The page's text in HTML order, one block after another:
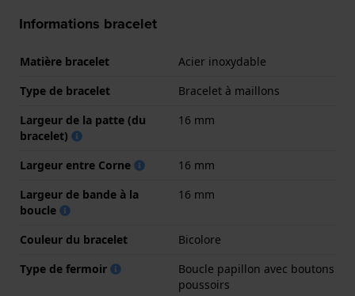
Informations bracelet
Matière bracelet
Acier inoxydable
Type de bracelet
Bracelet à maillons
Largeur de la patte (du
bracelet)
16 mm
Largeur entre Corne
16 mm
Largeur de bande à la
boucle
16 mm
Couleur du bracelet
Bicolore
Type de fermoir
Boucle papillon avec boutons
poussoirs